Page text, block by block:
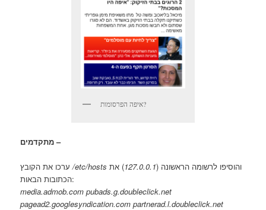
איפה הפרסומות?
מתקדמים –
ערכו את הקובץ‎/etc/hosts והוסיפו לרשומה הראשונה (127.0.0.1) את
הכתובות הבאות:
media.admob.com pubads.g.doubleclick.net
pagead2.googlesyndication.com partnerad.l.doubleclick.net